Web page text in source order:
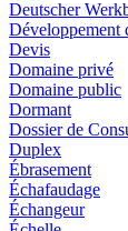
Deutscher
Développement
Devis
Domaine privé
Domaine public
Dormant
Dossier de
Duplex
Ébrasement
Échafaudage
Échangeur